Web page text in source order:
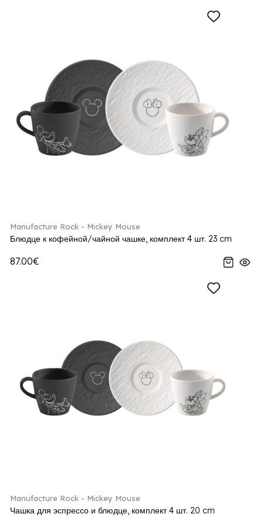
Manufacture Rock - Mickey Mouse
Блюдце к кофейной/чайной чашке, комплект 4 шт. 23 cm
87.00€
Manufacture Rock - Mickey Mouse
Чашка для эспрессо и блюдце, комплект 4 шт. 20 cm